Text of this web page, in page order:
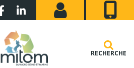
Lien vers le compte Facebook
Lien vers le compte Linkedin
RECHERCHE